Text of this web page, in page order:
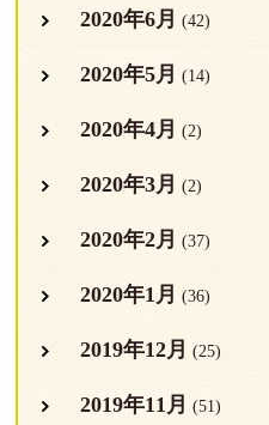
2020年6月 (42)
2020年5月 (14)
2020年4月 (2)
2020年3月 (2)
2020年2月 (37)
2020年1月 (36)
2019年12月 (25)
2019年11月 (51)